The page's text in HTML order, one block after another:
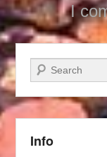
I
Cerca
Info